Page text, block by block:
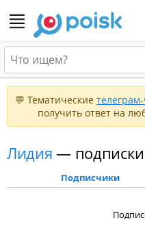
💬 Тематические
получить ответ на
Лидия — подписки
Подписчики